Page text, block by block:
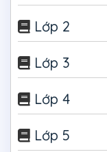
Lớp 2
Lớp 3
Lớp 4
Lớp 5